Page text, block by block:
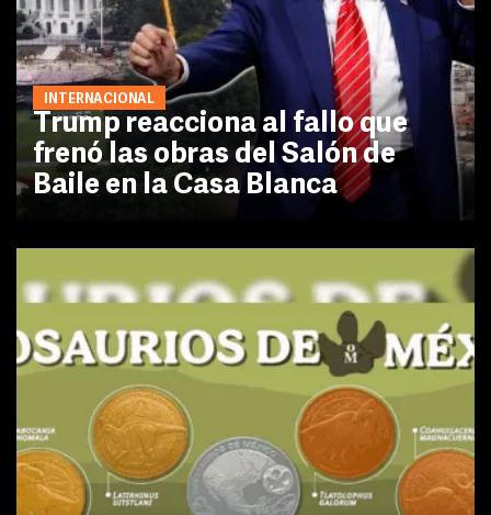
INTERNACIONAL
Trump reacciona al fallo que
frenó las obras del Salón de
Baile en la Casa Blanca